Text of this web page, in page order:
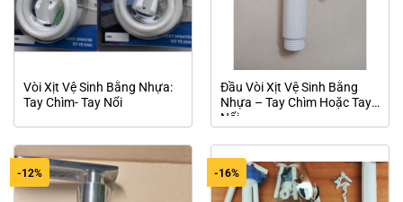
Vòi Xịt Vệ Sinh Bằng Nhựa:
Tay Chìm- Tay Nổi
Đầu Vòi Xịt Vệ Sinh Bằng
Nhựa – Tay Chìm Hoặc Tay
Nổi
-12% -16%